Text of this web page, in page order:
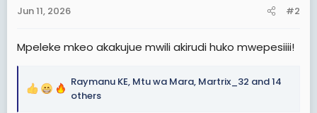
s
Jun 11, 2026 #2
Mpeleke mkeo akakujue mwili akirudi huko mwepesiiii!
R
Raymanu KE, Mtu wa Mara, Martrix_32 and 14
others